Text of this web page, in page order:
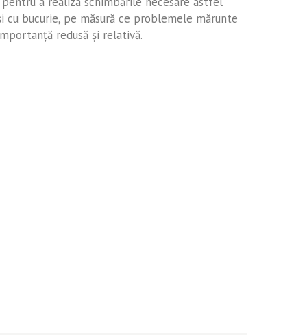
bucurie, pe măsură ce problemele mărunte
redusă şi relativă.